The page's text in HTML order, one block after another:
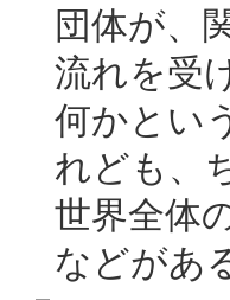
団体が、
流れを受
何かとい
れども、
世界全体
などがあ